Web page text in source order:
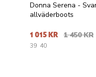
Donna Serena -
allväderboots
1 015 KR 1 450 KR
39 40